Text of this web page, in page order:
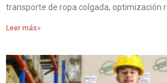
transporte de ropa colgada, optimización
Leer más»